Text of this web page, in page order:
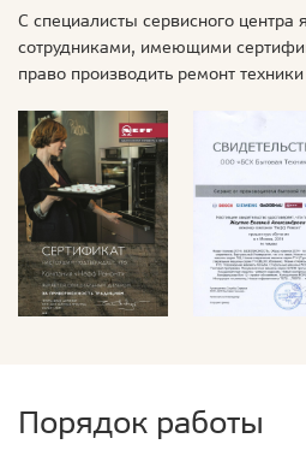
С специалисты сервисного
сотрудниками, имеющими
право производить ремонт
Порядок работы